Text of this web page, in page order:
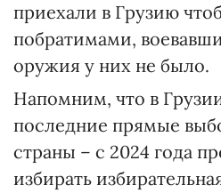
приехали в Грузию
побратимами,
оружия у них не было.
Напомним, что в
последние прямые
страны – с 2024 года
избирать